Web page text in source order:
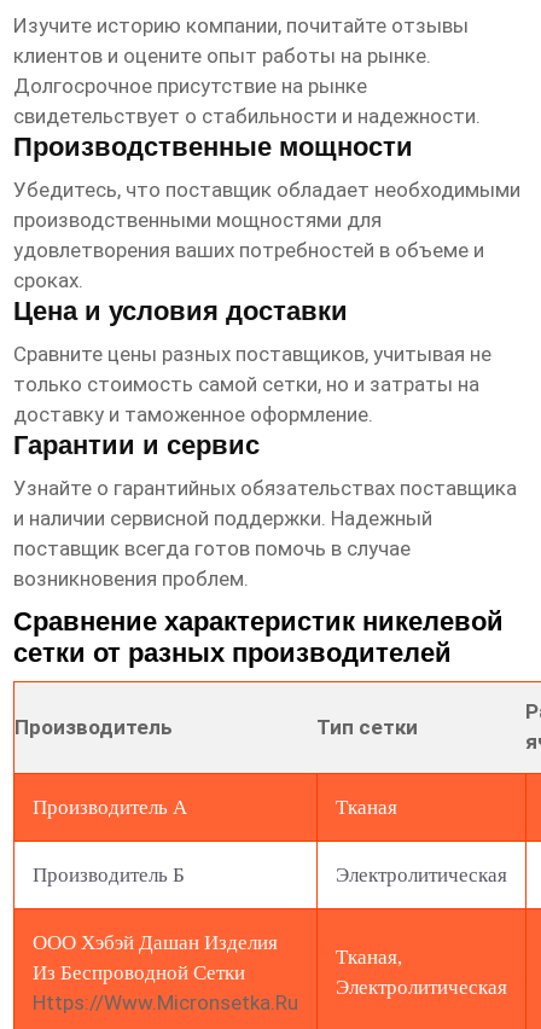
Изучите историю компании, почитайте отзывы
клиентов и оцените опыт работы на рынке.
Долгосрочное присутствие на рынке
свидетельствует о стабильности и надежности.
Производственные мощности
Убедитесь, что поставщик обладает необходимыми
производственными мощностями для
удовлетворения ваших потребностей в объеме и
сроках.
Цена и условия доставки
Сравните цены разных поставщиков, учитывая не
только стоимость самой сетки, но и затраты на
доставку и таможенное оформление.
Гарантии и сервис
Узнайте о гарантийных обязательствах поставщика
и наличии сервисной поддержки. Надежный
поставщик всегда готов помочь в случае
возникновения проблем.
Сравнение характеристик никелевой
сетки от разных производителей
Производитель Тип сетки
Производитель А Тканая
Производитель Б Электролитическая
ООО Хэбэй Дашан Изделия
Из Беспроводной Сетки
Https://www.micronsetka.ru
Тканая,
Электролитическая